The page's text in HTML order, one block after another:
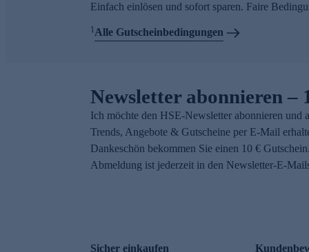
Einfach einlösen und sofort sparen. Faire
1Alle Gutscheinbedingungen
Newsletter abonnieren –
Ich möchte den HSE-Newsletter abonnieren und
Trends, Angebote & Gutscheine per E-Mail
Dankeschön bekommen Sie einen 10 €
Abmeldung ist jederzeit in den Newsletter-E-
Sicher einkaufen